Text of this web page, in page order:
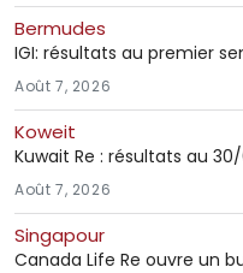
Bermudes
IGI: résultats au premier
Août 7, 2026
Koweit
Kuwait Re : résultats au
Août 7, 2026
Singapour
Canada Life Re ouvre un